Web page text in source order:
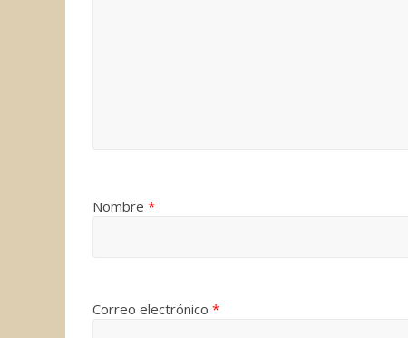
Nombre *
Correo electrónico *